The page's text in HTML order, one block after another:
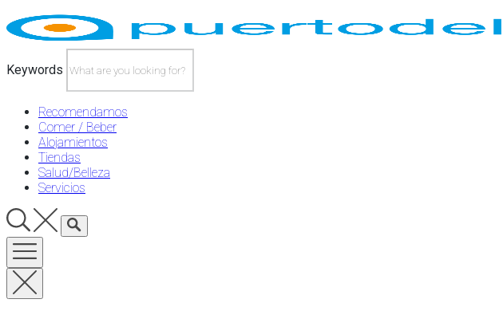
Skip
to
content
Keywords
Recomendamos
Comer / Beber
Alojamientos
Tiendas
Salud/Belleza
Servicios